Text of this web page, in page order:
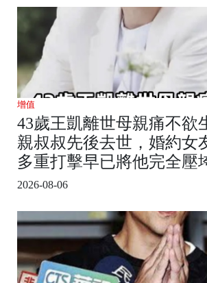
增值
43歲王凱離世母親痛不欲
親叔叔先後去世，婚約女
多重打擊早已將他完全壓
2026-08-06